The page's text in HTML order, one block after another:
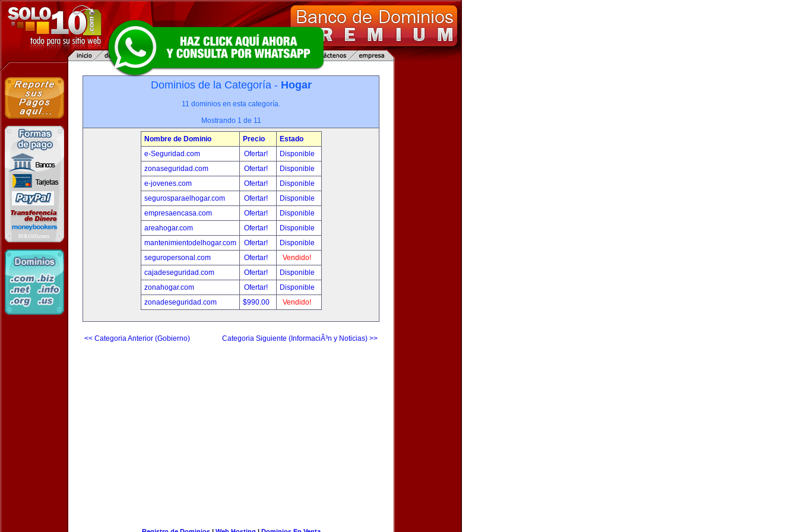
Dominios de la Categoría - Hogar
11 dominios en esta categoría.
Mostrando 1 de 11
Nombre de Dominio Precio
Estado
e-Seguridad.com
Ofertar!
Disponible
zonaseguridad.com
Ofertar!
Disponible
e-jovenes.com
Ofertar!
Disponible
segurosparaelhogar.com
Ofertar!
Disponible
empresaencasa.com
Ofertar!
Disponible
areahogar.com
Ofertar!
Disponible
mantenimientodelhogar.com
Ofertar!
Disponible
seguropersonal.com
Ofertar!
Vendido!
cajadeseguridad.com
Ofertar!
Disponible
zonahogar.com
Ofertar!
Disponible
zonadeseguridad.com
$990.00 Vendido!
<< Categoria Anterior (Gobierno) Categoria Siguiente (InformaciÃ³n y Noticias) >>